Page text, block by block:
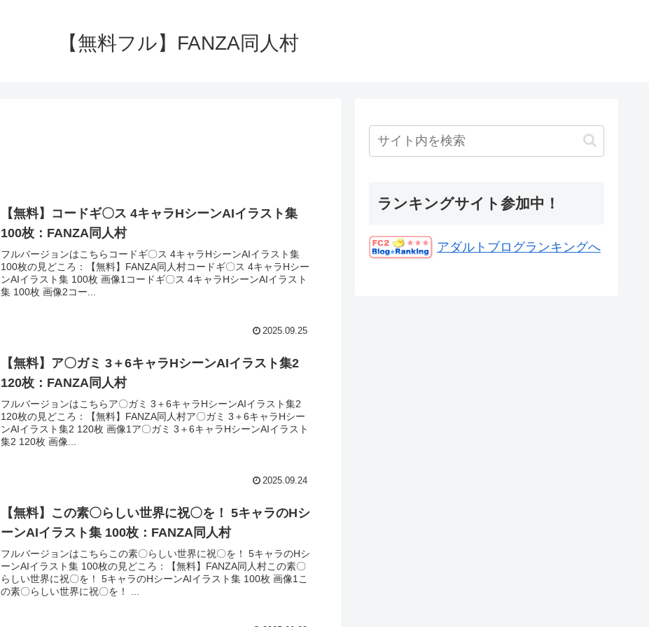
【無料フル】FANZA同人村
【無料】コードギ〇ス 4キャラHシーンAIイラスト集
100枚：FANZA同人村
フルバージョンはこちらコードギ〇ス 4キャラHシーンAIイラスト集
100枚の見どころ：【無料】FANZA同人村コードギ〇ス 4キャラHシー
ンAIイラスト集 100枚 画像1コードギ〇ス 4キャラHシーンAIイラスト
集 100枚 画像2コー...
2025.09.25
【無料】ア〇ガミ 3＋6キャラHシーンAIイラスト集2
120枚：FANZA同人村
フルバージョンはこちらア〇ガミ 3＋6キャラHシーンAIイラスト集2
120枚の見どころ：【無料】FANZA同人村ア〇ガミ 3＋6キャラHシー
ンAIイラスト集2 120枚 画像1ア〇ガミ 3＋6キャラHシーンAIイラスト
集2 120枚 画像...
2025.09.24
【無料】この素〇らしい世界に祝〇を！ 5キャラのHシ
ーンAIイラスト集 100枚：FANZA同人村
フルバージョンはこちらこの素〇らしい世界に祝〇を！ 5キャラのHシ
ーンAIイラスト集 100枚の見どころ：【無料】FANZA同人村この素〇
らしい世界に祝〇を！ 5キャラのHシーンAIイラスト集 100枚 画像1こ
の素〇らしい世界に祝〇を！ ...
ランキングサイト参加中！
アダルトブログランキングへ